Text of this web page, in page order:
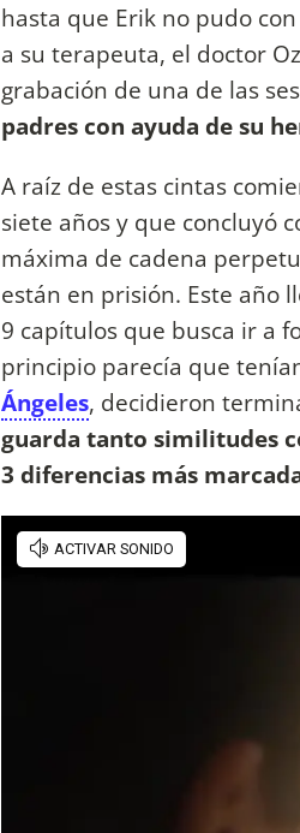
hasta que Erik no pudo
a su terapeuta, el doctor
grabación de una de las
padres con ayuda de su
A raíz de estas cintas
siete años y que concluyó
máxima de cadena
están en prisión. Este año
9 capítulos que busca ir a
principio parecía que
Ángeles, decidieron
guarda tanto similitudes
3 diferencias más